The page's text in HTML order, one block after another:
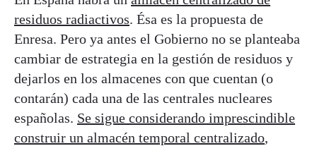
residuos radiactivos. Ésa es la propuesta de
Enresa. Pero ya antes el Gobierno no se planteaba
cambiar de estrategia en la gestión de residuos y
dejarlos en los almacenes con que cuentan (o
contarán) cada una de las centrales nucleares
españolas. Se sigue considerando imprescindible
construir un almacén temporal centralizado,